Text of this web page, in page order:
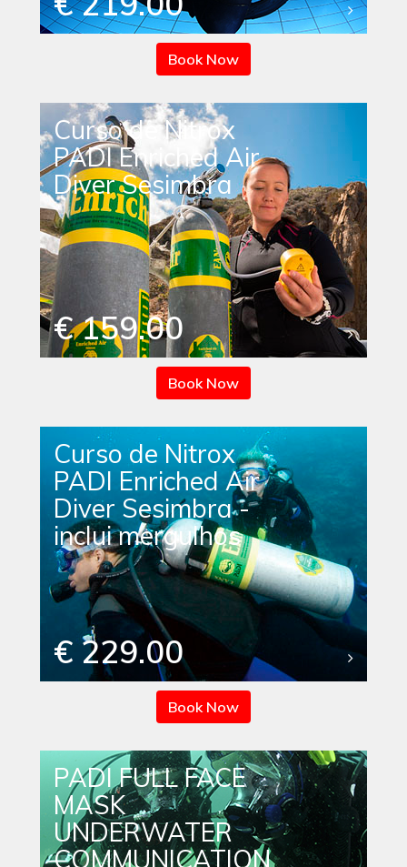
Book Now
Curso de Nitrox
PADI Enriched Air
Diver Sesimbra
€ 159.00
Book Now
Curso de Nitrox
PADI Enriched Air
Diver Sesimbra -
inclui mergulhos
€ 229.00
Book Now
PADI FULL FACE
MASK
UNDERWATER
COMMUNICATION